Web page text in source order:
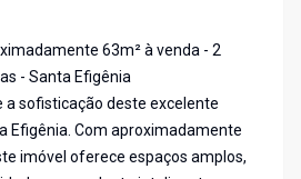
63m² à venda - 2
- Santa Efigênia
a sofisticação deste excelente
Efigênia. Com aproximadamente
imóvel oferece espaços amplos,